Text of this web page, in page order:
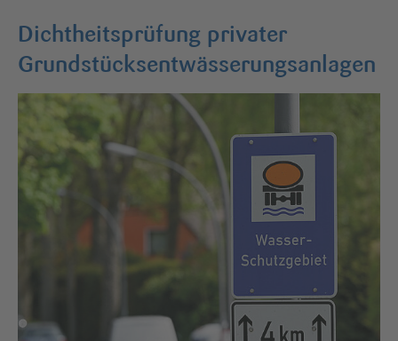
Dichtheitsprüfung privater
Grundstücksentwässerungsanlagen